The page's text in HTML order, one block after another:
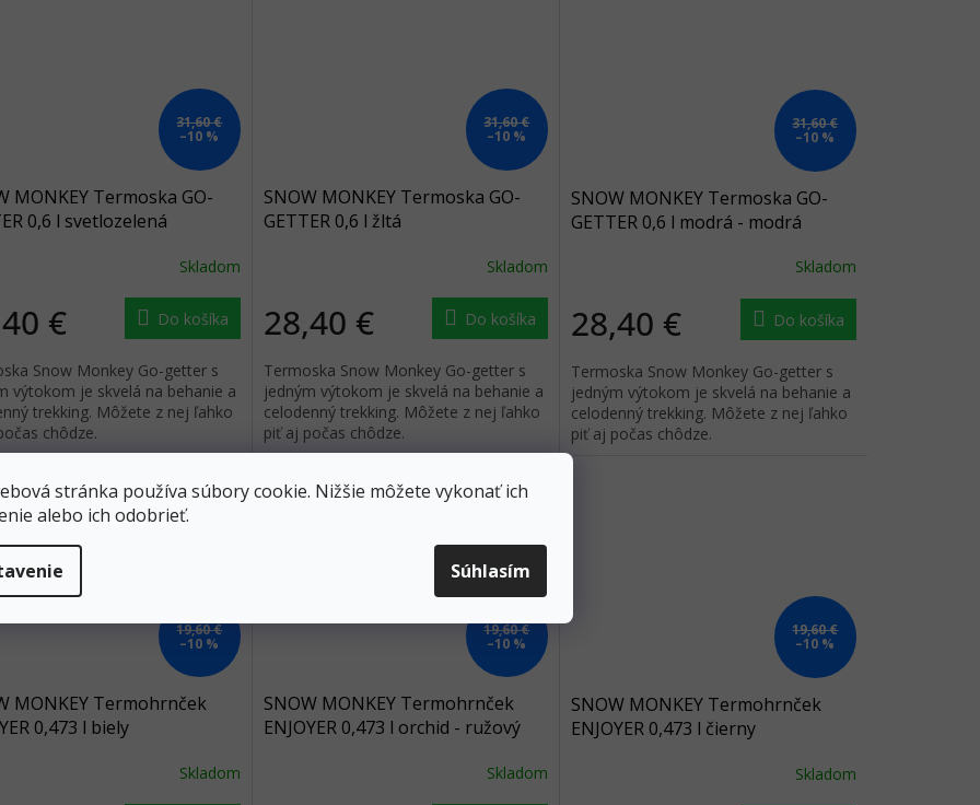
stránka používa súbory cookie. Nižšie môžete vykonať ich
alebo ich odobrieť.
Súhlasím
31,60 €
–10 %
MONKEY Termoska GO-
0,6 l svetlozelená
Skladom
€ Do košíka
Snow Monkey Go-getter s
výtokom je skvelá na behanie a
trekking. Môžete z nej ľahko
chôdze.
31,60 €
–10 %
SNOW MONKEY Termoska GO-
GETTER 0,6 l žltá
Skladom
28,40 € Do košíka
Termoska Snow Monkey Go-getter s
jedným výtokom je skvelá na behanie a
celodenný trekking. Môžete z nej ľahko
piť aj počas chôdze.
31,60 €
–10 %
SNOW MONKEY Termoska GO-
GETTER 0,6 l modrá - modrá
Skladom
28,40 € Do košíka
Termoska Snow Monkey Go-getter s
jedným výtokom je skvelá na behanie a
celodenný trekking. Môžete z nej ľahko
piť aj počas chôdze.
19,60 €
–10 %
MONKEY Termohrnček
0,473 l biely
Skladom
19,60 €
–10 %
SNOW MONKEY Termohrnček
ENJOYER 0,473 l orchid - ružový
Skladom
19,60 €
–10 %
SNOW MONKEY Termohrnček
ENJOYER 0,473 l čierny
Skladom